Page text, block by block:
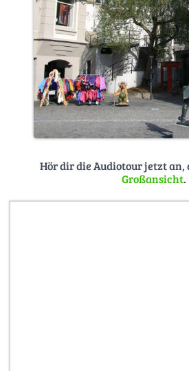
Hör dir die Audiotour jetzt an,
Großansicht.